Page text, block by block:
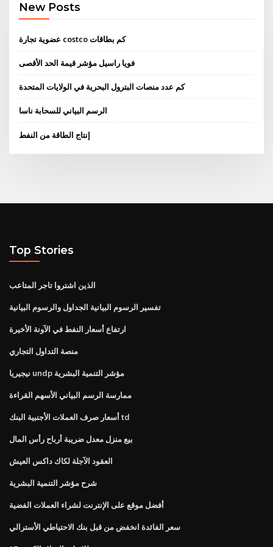
New Posts
عضوية تجارة costco كم بطاقات
فويا راسيل مؤشر قيمة الحد الأقصى
كم عدد منصات البترول البحرية في الولايات المتحدة
الرسم البياني للسحابة ناسا
إنتاج الطاقة من النفط
Top Stories
الذين اشتروا تاجر المتاعب
تفسير الرسوم البيانية الجداول والرسوم البيانية
ارتفاع أسعار النفط في الآونة الأخيرة
منصة التداول التجاري
نيجيريا undp مؤشر التنمية البشرية
ممارسة الرسم البياني الأسهم القراءة
أسعار صرف العملات الأجنبية البنك td
بيع منزل معدل ضريبة أرباح رأس المال
العقود الآجلة لكاك داكس العيش
شرح مؤشر التنمية البشرية
أفضل موقع على الإنترنت لشراء العملات الفضية
سعر الفائدة انخفض من قبل بنك الاحتياطي الأسترالي